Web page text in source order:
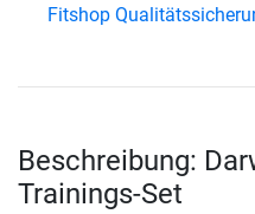
Fitshop
Beschreibung:
Trainings-Set